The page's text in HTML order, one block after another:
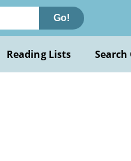
Go!
Reading Lists